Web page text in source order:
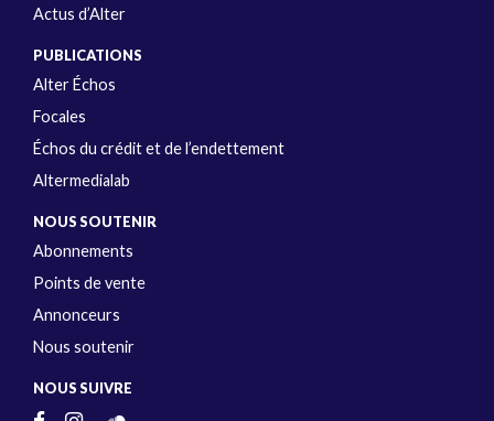
Actus d’Alter
PUBLICATIONS
Alter Échos
Focales
Échos du crédit et de l’endettement
Altermedialab
NOUS SOUTENIR
Abonnements
Points de vente
Annonceurs
Nous soutenir
NOUS SUIVRE